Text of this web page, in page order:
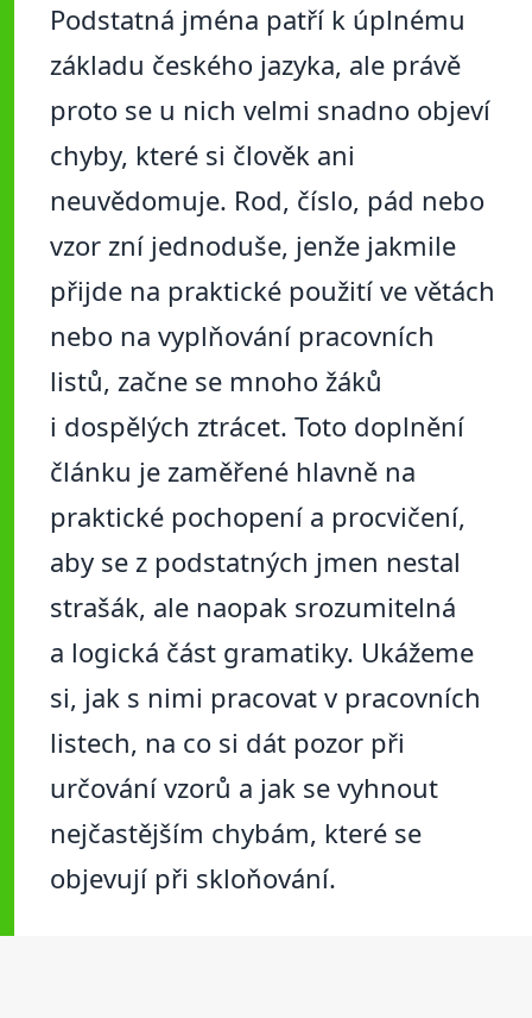
Podstatná jména patří k úplnému
základu českého jazyka, ale právě
proto se u nich velmi snadno objeví
chyby, které si člověk ani
neuvědomuje. Rod, číslo, pád nebo
vzor zní jednoduše, jenže jakmile
přijde na praktické použití ve větách
nebo na vyplňování pracovních
listů, začne se mnoho žáků
i dospělých ztrácet. Toto doplnění
článku je zaměřené hlavně na
praktické pochopení a procvičení,
aby se z podstatných jmen nestal
strašák, ale naopak srozumitelná
a logická část gramatiky. Ukážeme
si, jak s nimi pracovat v pracovních
listech, na co si dát pozor při
určování vzorů a jak se vyhnout
nejčastějším chybám, které se
objevují při skloňování.